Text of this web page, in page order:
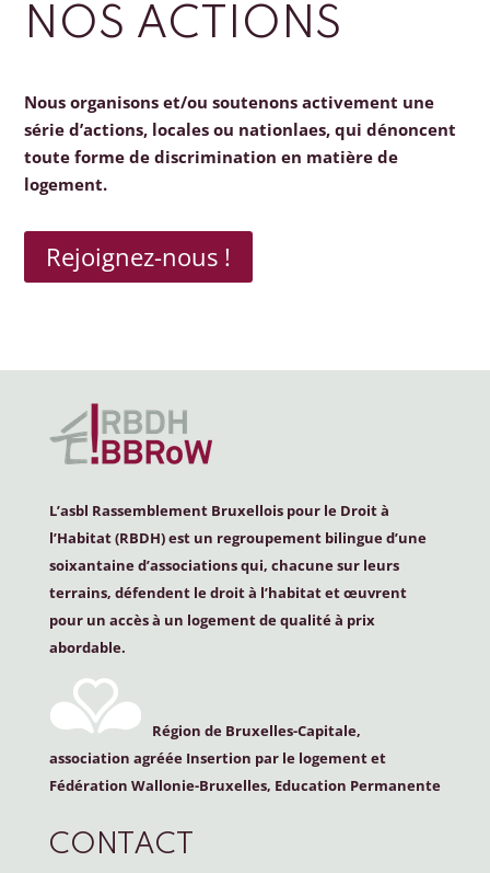
NOS ACTIONS
Nous organisons et/ou soutenons activement une
série d’actions, locales ou nationlaes, qui dénoncent
toute forme de discrimination en matière de
logement.
Rejoignez-nous !
L’asbl Rassemblement Bruxellois pour le Droit à
l’Habitat (RBDH) est un regroupement bilingue d’une
soixantaine d’associations qui, chacune sur leurs
terrains, défendent le droit à l’habitat et œuvrent
pour un accès à un logement de qualité à prix
abordable.
Région de Bruxelles-Capitale,
association agréée Insertion par le logement et
Fédération Wallonie-Bruxelles, Education Permanente
CONTACT